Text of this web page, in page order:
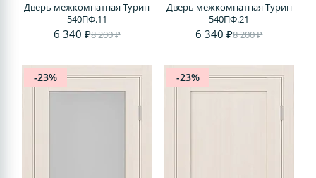
Дверь межкомнатная Турин
540ПФ.11
6 340 ₽8 200 ₽
Дверь межкомнатная Турин
540ПФ.21
6 340 ₽8 200 ₽
-23% -23%